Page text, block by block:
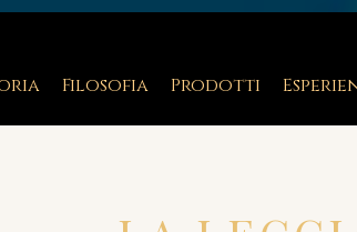
Filosofia Prodotti